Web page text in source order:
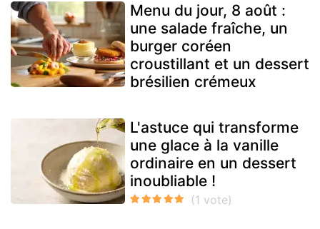
Menu du jour, 8 août :
une salade fraîche, un
burger coréen
croustillant et un dessert
brésilien crémeux
L'astuce qui transforme
une glace à la vanille
ordinaire en un dessert
inoubliable !